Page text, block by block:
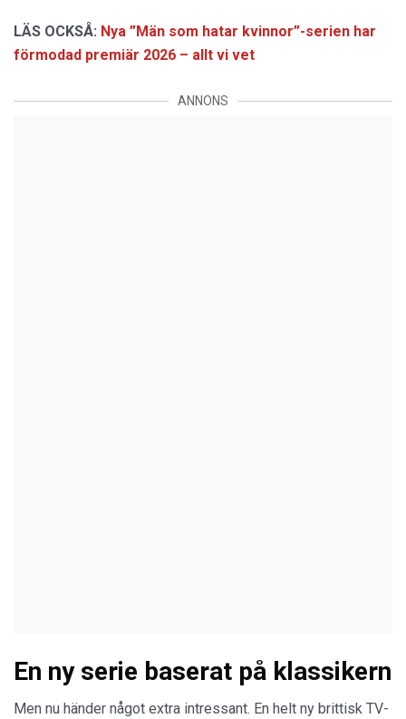
LÄS OCKSÅ: Nya ”Män som hatar kvinnor”-serien har
förmodad premiär 2026 – allt vi vet
ANNONS
En ny serie baserat på klassikern
Men nu händer något extra intressant. En helt ny brittisk TV-